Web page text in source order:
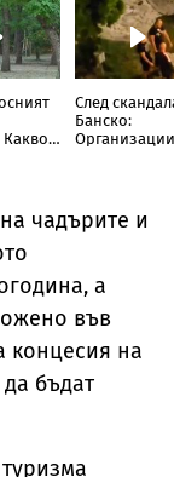
След
Банско:
чадърите и
а
във
концесия на
бъдат